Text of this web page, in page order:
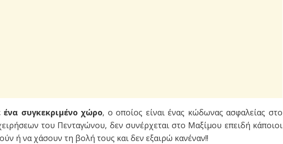
συγκεκριμένο χώρο, ο οποίος είναι ένας κώδωνας ασφαλείας στο
του Πενταγώνου, δεν συνέρχεται στο Μαξίμου επειδή κάποιοι
ή να χάσουν τη βολή τους και δεν εξαιρώ κανέναν!!